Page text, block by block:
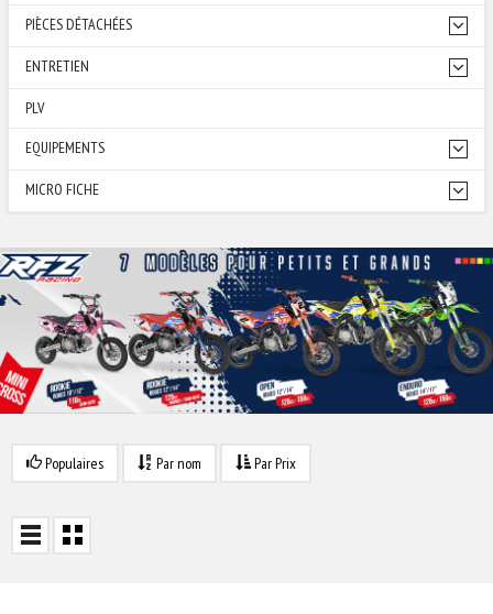
PIÈCES DÉTACHÉES
ENTRETIEN
PLV
EQUIPEMENTS
MICRO FICHE
Populaires Par nom Par Prix